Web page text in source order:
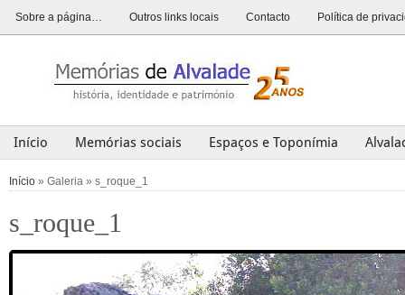
Sobre a página… Outros links locais Contacto Política de
Início Memórias sociais Espaços e Toponímia
Alvalade
Opinião
Início » Galeria » s_roque_1
s_roque_1